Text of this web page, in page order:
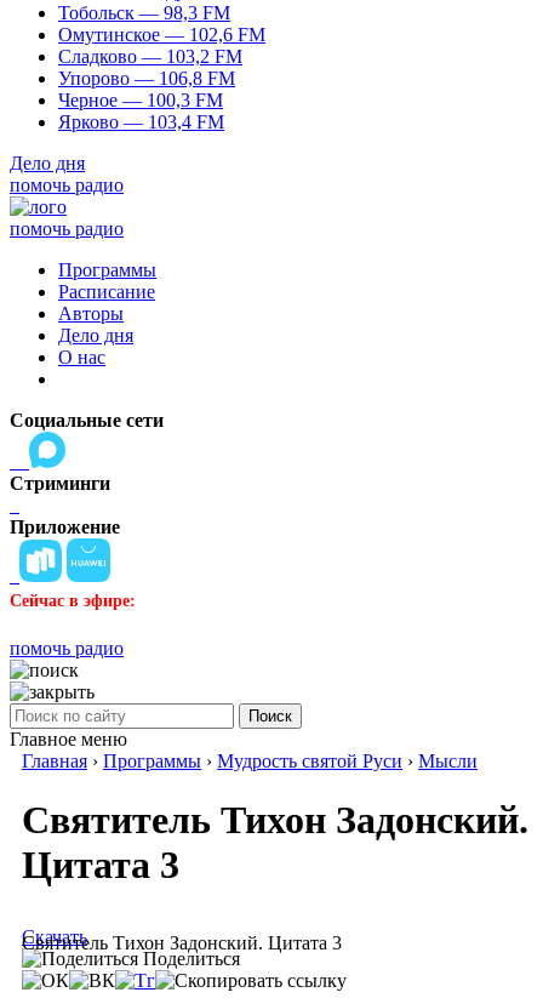
Тобольск — 98,3 FM
Омутинское — 102,6 FM
Сладково — 103,2 FM
Упорово — 106,8 FM
Черное — 100,3 FM
Ярково — 103,4 FM
Дело дня
помочь радио
помочь радио
Программы
Расписание
Авторы
Дело дня
О нас
Социальные сети
Стриминги
Приложение
Сейчас в эфире:
помочь радио
Поиск
Главное меню
Главная › Программы › Мудрость святой Руси › Мысли
Святитель Тихон Задонский.
Цитата 3
Святитель Тихон Задонский. Цитата 3
Скачать
Поделиться